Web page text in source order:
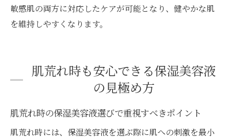
敏感肌の両方に対応したケアが可能となり、健やかな肌
を維持しやすくなります。
肌荒れ時も安心できる保湿美容液
の見極め方
肌荒れ時の保湿美容液選びで重視すべきポイント
肌荒れ時には、保湿美容液を選ぶ際に肌への刺激を最小